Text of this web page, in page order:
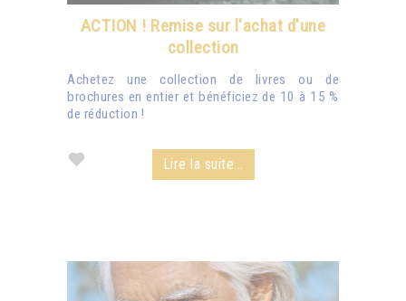
ACTION ! Remise sur l'achat d'une
collection
Achetez une collection de livres ou de
brochures en entier et bénéficiez de 10 à 15 %
de réduction !
Lire la suite...